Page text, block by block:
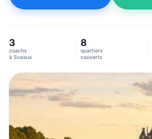
3
coachs
à Sceaux
8
quartiers
couverts